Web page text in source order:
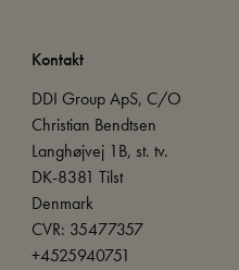
Kontakt
DDI Group ApS, C/O
Christian Bendtsen
Langhøjvej 1B, st. tv.
DK-8381 Tilst
Denmark
CVR: 35477357
+4525940751